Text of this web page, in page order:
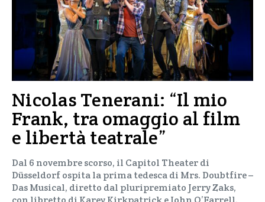
Nicolas Tenerani: “Il mio
Frank, tra omaggio al film
e libertà teatrale”
Dal 6 novembre scorso, il Capitol Theater di
Düsseldorf ospita la prima tedesca di Mrs. Doubtfire –
Das Musical, diretto dal pluripremiato Jerry Zaks,